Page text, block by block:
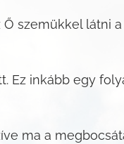
szemükkel látni
Ez inkább egy
ma a